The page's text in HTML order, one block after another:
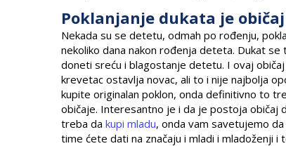
Poklanjanje dukata je
Nekada su se detetu, odmah po rođenju,
nekoliko dana nakon rođenja deteta. Dukat
doneti sreću i blagostanje detetu. I ovaj
krevetac ostavlja novac, ali to i nije najbolja
kupite originalan poklon, onda definitivno to
običaje. Interesantno je i da je postoja običaj
treba da kupi mladu, onda vam savetujemo
time ćete dati na značaju i mladi i mladoženji i